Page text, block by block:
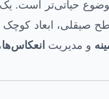
حیاتی‌تر است. یک
صیقلی، ابعاد
و مدیریت انعکاس‌ها